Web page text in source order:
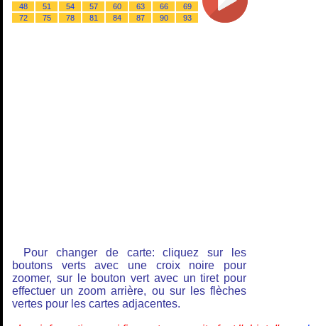
48
51 54 57 60 63 66
69
72
75 78 81 84 87 90 93
Pour changer de carte: cliquez sur les
boutons verts avec une croix noire pour
zoomer, sur le bouton vert avec un tiret pour
effectuer un zoom arrière, ou sur les flèches
vertes pour les cartes adjacentes.